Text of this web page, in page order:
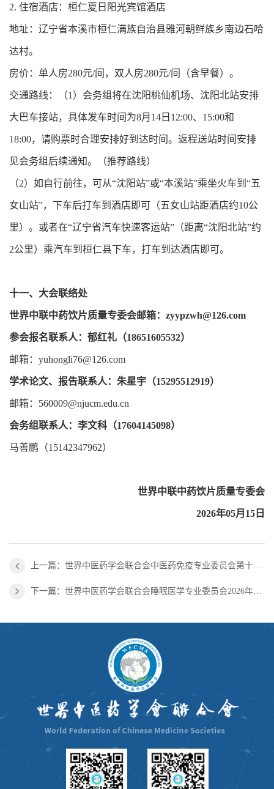
2. 住宿酒店：桓仁夏日阳光宾馆酒店
地址：辽宁省本溪市桓仁满族自治县雅河朝鲜族乡南边石哈
达村。
房价：单人房280元/间，双人房280元/间（含早餐）。
交通路线：（1）会务组将在沈阳桃仙机场、沈阳北站安排
大巴车接站，具体发车时间为8月14日12:00、15:00和
18:00，请购票时合理安排好到达时间。返程送站时间安排
见会务组后续通知。（推荐路线）
（2）如自行前往，可从“沈阳站”或“本溪站”乘坐火车到“五
女山站”，下车后打车到酒店即可（五女山站距酒店约10公
里）。或者在“辽宁省汽车快速客运站”（距离“沈阳北站”约
2公里）乘汽车到桓仁县下车，打车到达酒店即可。
十一、大会联络处
世界中联中药饮片质量专委会邮箱：zyypzwh@126.com
参会报名联系人：郁红礼（18651605532）
邮箱：yuhongli76@126.com
学术论文、报告联系人：朱星宇（15295512919）
邮箱：560009@njucm.edu.cn
会务组联系人：李文科（17604145098）
马善鹏（15142347962）
世界中联中药饮片质量专委会
2026年05月15日